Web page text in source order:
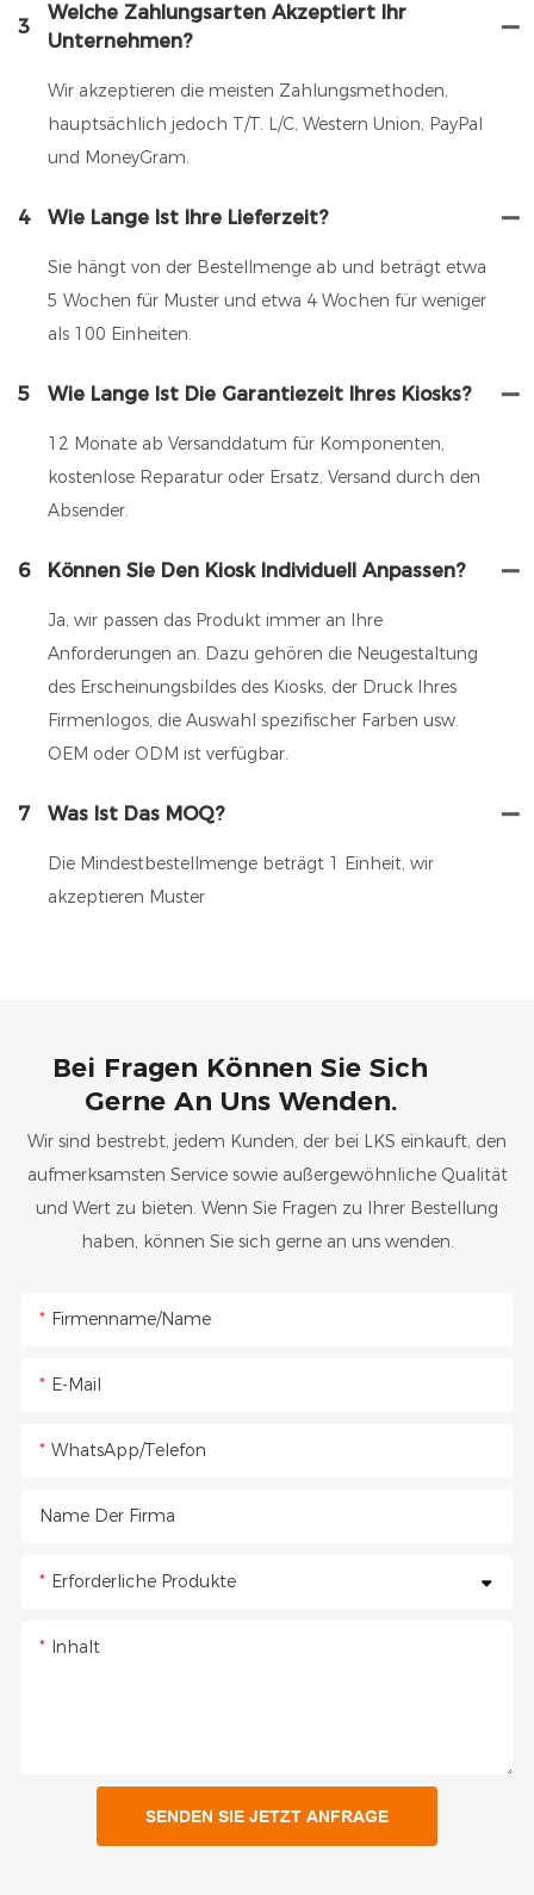
3
Welche Zahlungsarten Akzeptiert Ihr
Unternehmen?
Wir akzeptieren die meisten Zahlungsmethoden,
hauptsächlich jedoch T/T. L/C, Western Union, PayPal
und MoneyGram.
4 Wie Lange Ist Ihre Lieferzeit?
Sie hängt von der Bestellmenge ab und beträgt etwa
5 Wochen für Muster und etwa 4 Wochen für weniger
als 100 Einheiten.
5 Wie Lange Ist Die Garantiezeit Ihres Kiosks?
12 Monate ab Versanddatum für Komponenten,
kostenlose Reparatur oder Ersatz, Versand durch den
Absender.
6 Können Sie Den Kiosk Individuell Anpassen?
Ja, wir passen das Produkt immer an Ihre
Anforderungen an. Dazu gehören die Neugestaltung
des Erscheinungsbildes des Kiosks, der Druck Ihres
Firmenlogos, die Auswahl spezifischer Farben usw.
OEM oder ODM ist verfügbar.
7 Was Ist Das MOQ?
Die Mindestbestellmenge beträgt 1 Einheit, wir
akzeptieren Muster
Bei Fragen Können Sie Sich
Gerne An Uns Wenden.
Wir sind bestrebt, jedem Kunden, der bei LKS einkauft, den
aufmerksamsten Service sowie außergewöhnliche Qualität
und Wert zu bieten. Wenn Sie Fragen zu Ihrer Bestellung
haben, können Sie sich gerne an uns wenden.
Firmenname/Name
E-Mail
WhatsApp/Telefon
Name Der Firma
Erforderliche Produkte
Inhalt
SENDEN SIE JETZT ANFRAGE